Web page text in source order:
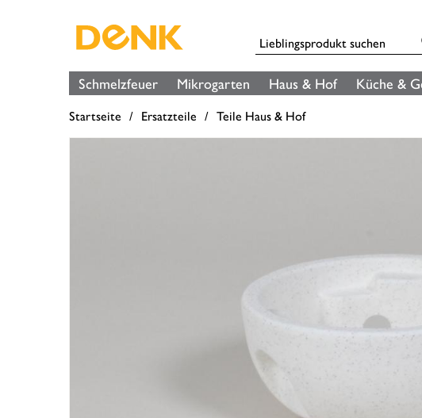
Schmelzfeuer Mikrogarten Haus & Hof Küche &
Startseite Ersatzteile Teile Haus & Hof